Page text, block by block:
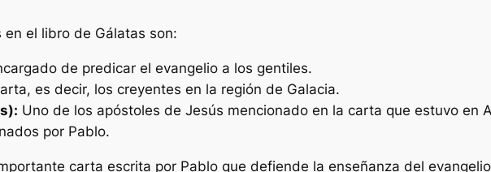
el libro de Gálatas son:
de predicar el evangelio a los gentiles.
es decir, los creyentes en la región de Galacia.
Uno de los apóstoles de Jesús mencionado en la carta que estuvo en
por Pablo.
carta escrita por Pablo que defiende la enseñanza del